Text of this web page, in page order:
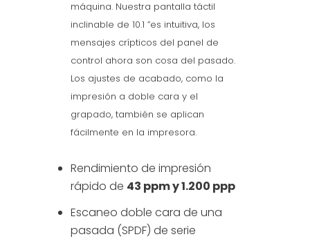
máquina. Nuestra pantalla táctil
inclinable de 10.1 ”es intuitiva, los
mensajes crípticos del panel de
control ahora son cosa del pasado.
Los ajustes de acabado, como la
impresión a doble cara y el
grapado, también se aplican
fácilmente en la impresora.
Rendimiento de impresión
rápido de 43 ppm y 1.200 ppp
Escaneo doble cara de una
pasada (SPDF) de serie